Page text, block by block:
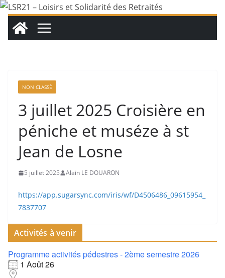
Passer
contenu
NON CLASSÉ
3 juillet 2025 Croisière en
péniche et muséze à st
Jean de Losne
5 juillet 2025 Alain LE DOUARON
https://app.sugarsync.com/iris/wf/D4506486_09615954_
7837707
Activités à venir
Programme activités pédestres - 2ème semestre 2026
1 Août 26